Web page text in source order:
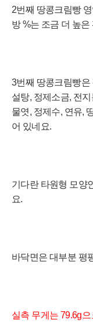
2번째 땅콩크림빵영
방 %는 조금 더 높은
3번째 땅콩크림빵은
설탕, 정제소금, 전
물엿, 정제수, 연유,
어 있네 요.
기다란 타원형 모양
요.
바닥면은 대부분 평
실측 무게는 79.6g으